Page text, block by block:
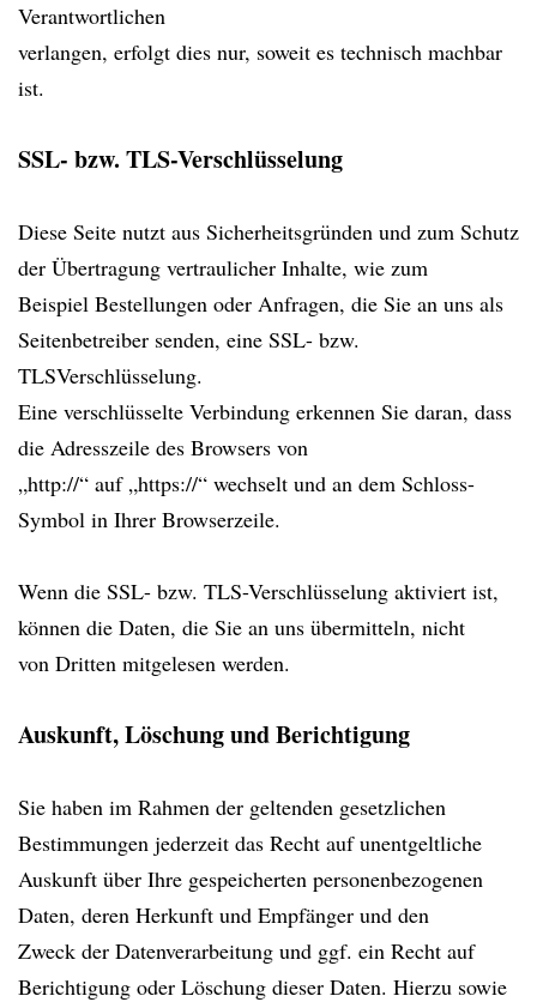
Verantwortlichen
verlangen, erfolgt dies nur, soweit es technisch machbar
ist.
SSL- bzw. TLS-Verschlüsselung
Diese Seite nutzt aus Sicherheitsgründen und zum Schutz
der Übertragung vertraulicher Inhalte, wie zum
Beispiel Bestellungen oder Anfragen, die Sie an uns als
Seitenbetreiber senden, eine SSL- bzw.
TLSVerschlüsselung.
Eine verschlüsselte Verbindung erkennen Sie daran, dass
die Adresszeile des Browsers von
„http://“ auf „https://“ wechselt und an dem Schloss-
Symbol in Ihrer Browserzeile.
Wenn die SSL- bzw. TLS-Verschlüsselung aktiviert ist,
können die Daten, die Sie an uns übermitteln, nicht
von Dritten mitgelesen werden.
Auskunft, Löschung und Berichtigung
Sie haben im Rahmen der geltenden gesetzlichen
Bestimmungen jederzeit das Recht auf unentgeltliche
Auskunft über Ihre gespeicherten personenbezogenen
Daten, deren Herkunft und Empfänger und den
Zweck der Datenverarbeitung und ggf. ein Recht auf
Berichtigung oder Löschung dieser Daten. Hierzu sowie